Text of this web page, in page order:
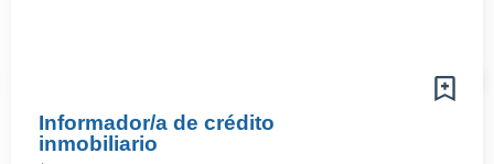
Informador/a de crédito
inmobiliario